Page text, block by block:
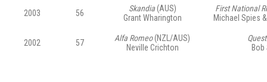
2003 56 Skandia(AUS)
Grant Wharington
First National
Michael Spies
2002 57 Alfa Romeo(NZL/AUS)
Neville Crichton
Quest
Bob